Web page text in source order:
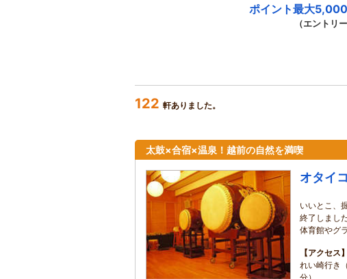
ポイント最大
（エント
122 軒ありました。
太鼓×合宿×温泉！越前の自然を満喫
オタイ
いいとこ、
終了しまし
体育館やグ
【アクセス】
れい崎行き